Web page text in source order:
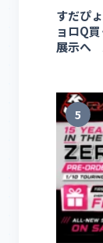
すだぴ
ョロQ
展示へ
5